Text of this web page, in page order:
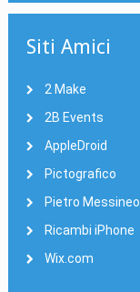
Siti Amici
2 Make
2B Events
AppleDroid
Pictografico
Pietro Messineo
Ricambi iPhone
Wix.com